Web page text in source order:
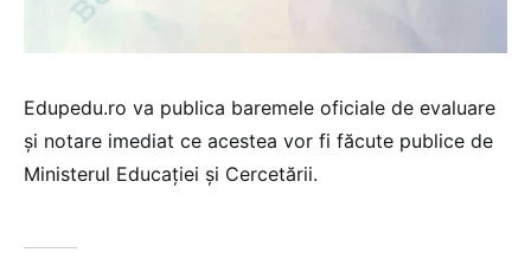
Edupedu.ro va publica baremele oficiale de evaluare
și notare imediat ce acestea vor fi făcute publice de
Ministerul Educației și Cercetării.